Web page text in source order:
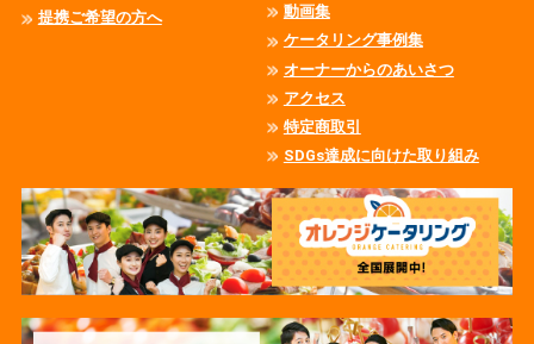
提携ご希望の方へ
動画集
ケータリング事例集
オーナーからのあいさつ
アクセス
特定商取引
SDGs達成に向けた取り組み